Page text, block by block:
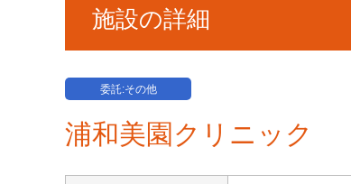
施設の詳細
委託:その他
浦和美園クリニック